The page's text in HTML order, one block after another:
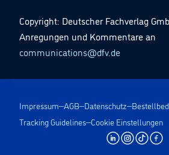
Copyright: Deutscher Fachverlag
Anregungen und Kommentare an
communications@dfv.de
Impressum AGB Datenschutz
Tracking Guidelines Cookie Einstellungen